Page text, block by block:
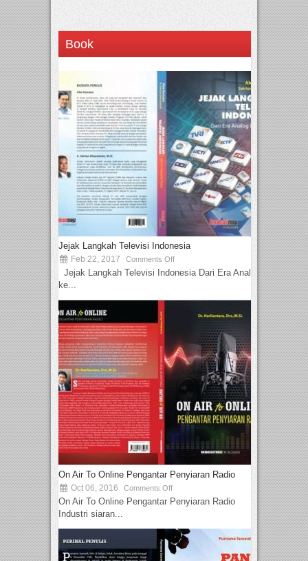
Book
Jejak Langkah Televisi Indonesia
Feb 22, 2017 Comments Off
Jejak Langkah Televisi Indonesia Dari Era Analog
ke...
On Air To Online Pengantar Penyiaran Radio
Oct 06, 2016 Comments Off
On Air To Online Pengantar Penyiaran Radio
Industri siaran...